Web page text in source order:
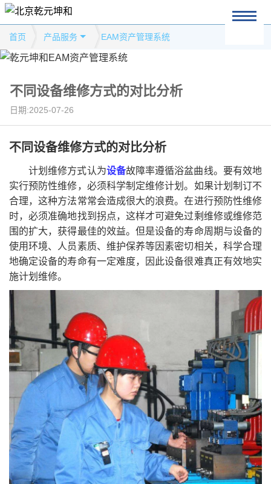
首页 产品服务 EAM资产管理系统
不同设备维修方式的对比分析
日期:2025-07-26
不同设备维修方式的对比分析
计划维修方式认为设备故障率遵循浴盆曲线。要有效地
实行预防性维修，必须科学制定维修计划。如果计划制订不
合理，这种方法常常会造成很大的浪费。在进行预防性维修
时，必须准确地找到拐点，这样才可避免过剩维修或维修范
围的扩大，获得最佳的效益。但是设备的寿命周期与设备的
使用环境、人员素质、维护保养等因素密切相关，科学合理
地确定设备的寿命有一定难度，因此设备很难真正有效地实
施计划维修。